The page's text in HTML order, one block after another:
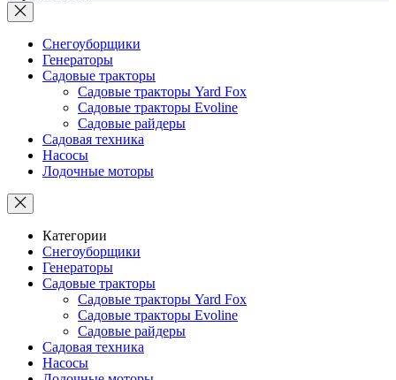
Снегоуборщики
Генераторы
Садовые тракторы
Садовые тракторы Yard Fox
Садовые тракторы Evoline
Садовые райдеры
Садовая техника
Насосы
Лодочные моторы
Категории
Снегоуборщики
Генераторы
Садовые тракторы
Садовые тракторы Yard Fox
Садовые тракторы Evoline
Садовые райдеры
Садовая техника
Насосы